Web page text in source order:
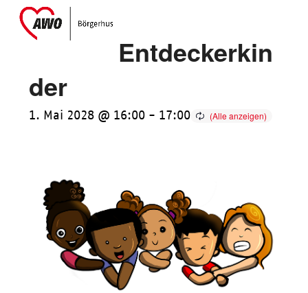
SkipOpen
mobile
Close
mobile
Entdeckerkin
der
1. Mai 2028 @ 16:00 - 17:00